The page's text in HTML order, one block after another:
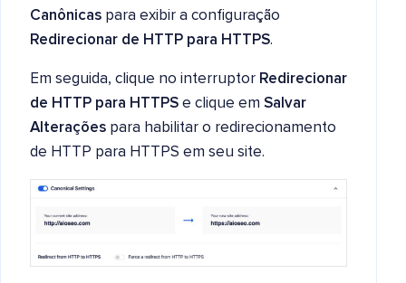
Canônicas para exibir a configuração
Redirecionar de HTTP para HTTPS.
Em seguida, clique no interruptor Redirecionar
de HTTP para HTTPS e clique em Salvar
Alterações para habilitar o redirecionamento
de HTTP para HTTPS em seu site.